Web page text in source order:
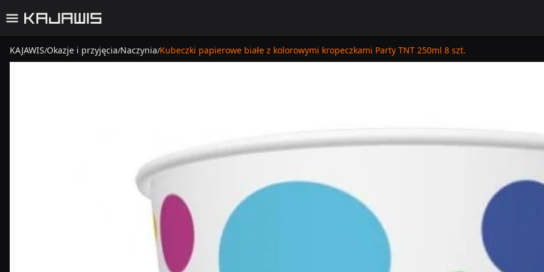
KAJAWIS/Okazje i przyjęcia/Naczynia/Kubeczki papierowe białe z kolorowymi kropeczkami Party TNT 250ml 8 szt.